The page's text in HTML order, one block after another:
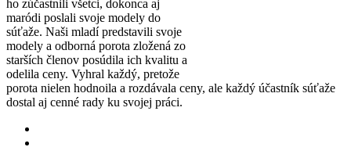
ho zúčastnili všetci, dokonca aj
maródi poslali svoje modely do
súťaže. Naši mladí predstavili svoje
modely a odborná porota zložená zo
starších členov posúdila ich kvalitu a
odelila ceny. Vyhral každý, pretože
porota nielen hodnoila a rozdávala ceny, ale každý účastník súťaže
dostal aj cenné rady ku svojej práci.